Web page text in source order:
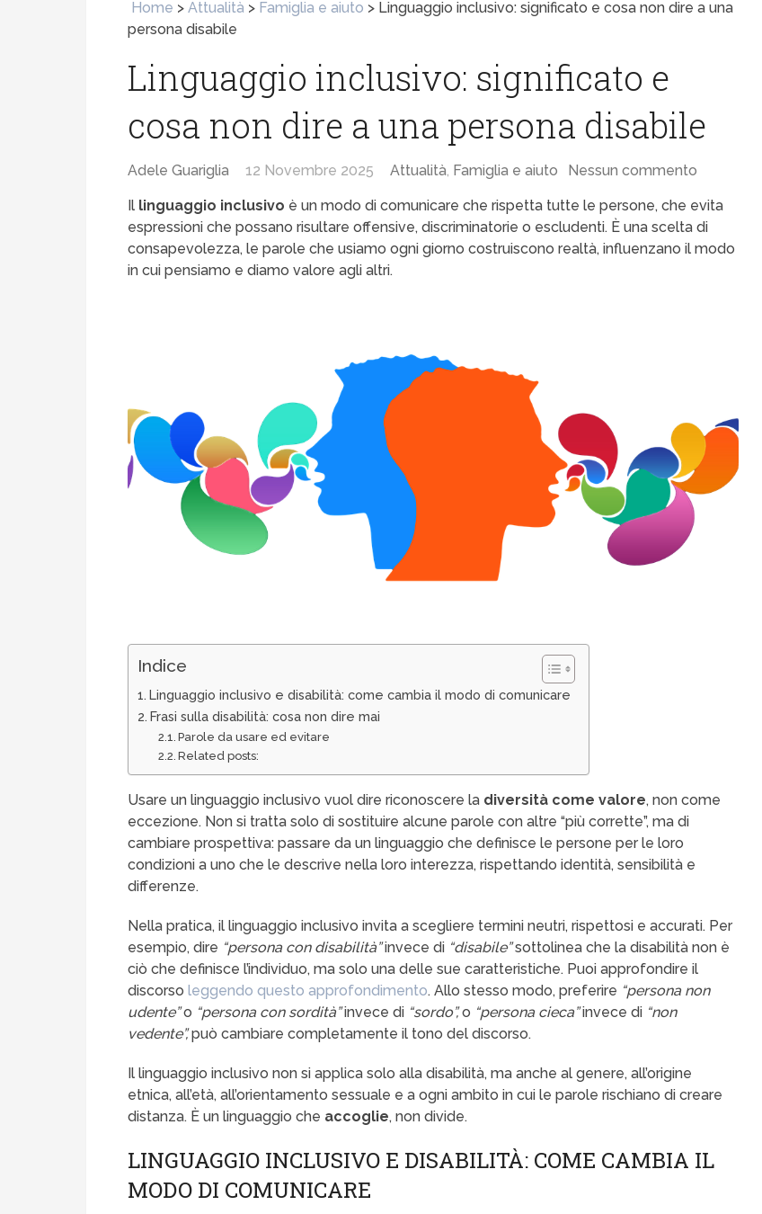
Home >Attualità > Famiglia e aiuto > Linguaggio inclusivo: significato e cosa non dire a una
persona disabile
Linguaggio inclusivo: significato e
cosa non dire a una persona disabile
Adele Guariglia 12 Novembre 2025 Attualità, Famiglia e aiuto Nessun commento
Il linguaggio inclusivo è un modo di comunicare che rispetta tutte le persone, che evita
espressioni che possano risultare offensive, discriminatorie o escludenti. È una scelta di
consapevolezza, le parole che usiamo ogni giorno costruiscono realtà, influenzano il modo
in cui pensiamo e diamo valore agli altri.
Indice
Linguaggio inclusivo e disabilità: come cambia il modo di comunicare
Frasi sulla disabilità: cosa non dire mai
Parole da usare ed evitare
Related posts:
Usare un linguaggio inclusivo vuol dire riconoscere la diversità come valore, non come
eccezione. Non si tratta solo di sostituire alcune parole con altre “più corrette”, ma di
cambiare prospettiva: passare da un linguaggio che definisce le persone per le loro
condizioni a uno che le descrive nella loro interezza, rispettando identità, sensibilità e
differenze.
Nella pratica, il linguaggio inclusivo invita a scegliere termini neutri, rispettosi e accurati. Per
esempio, dire “persona con disabilità”invece di “disabile”sottolinea che la disabilità non è
ciò che definisce l’individuo, ma solo una delle sue caratteristiche. Puoi approfondire il
discorsoleggendo questo approfondimento. Allo stesso modo, preferire “persona non
udente”o “persona con sordità”invece di “sordo”,o “persona cieca”invece di “non
vedente”,può cambiare completamente il tono del discorso.
Il linguaggio inclusivo non si applica solo alla disabilità, ma anche al genere, all’origine
etnica, all’età, all’orientamento sessuale e a ogni ambito in cui le parole rischiano di creare
distanza. È un linguaggio che accoglie, non divide.
LINGUAGGIO INCLUSIVO E DISABILITÀ: COME CAMBIA IL
MODO DI COMUNICARE